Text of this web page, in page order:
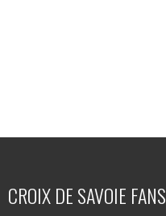
CROIX DE SAVOIE FANS